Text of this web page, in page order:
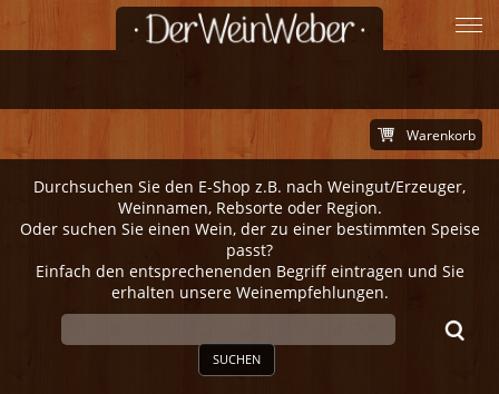
Durchsuchen Sie den E-Shop z.B. nach Weingut/Erzeuger,
Weinnamen, Rebsorte oder Region.
Oder suchen Sie einen Wein, der zu einer bestimmten Speise
passt?
Einfach den entsprechenenden Begriff eintragen und Sie
erhalten unsere Weinempfehlungen.
SUCHEN
Warenkorb